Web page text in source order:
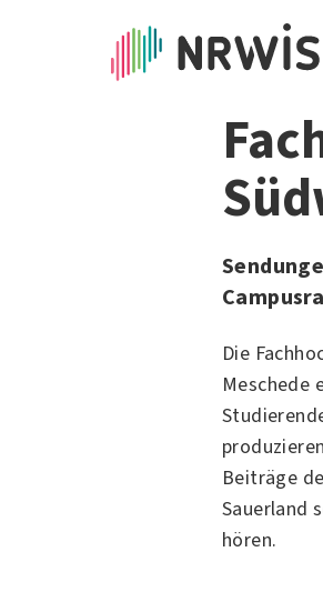
Die
Meschede
Beiträge
Sauerland
hören.